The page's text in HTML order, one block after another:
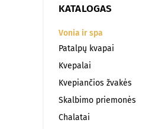
KATALOGAS
Vonia ir spa
Patalpų kvapai
Kvepalai
Kvepiančios žvakės
Skalbimo priemonės
Chalatai